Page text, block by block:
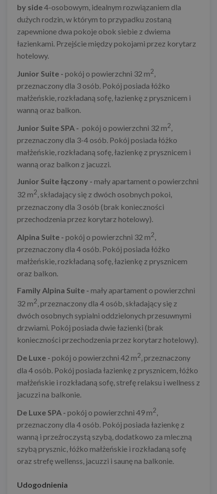
by side4-osobowym, idealnym rozwiązaniem dla
dużych rodzin, w którym to przypadku zostaną
zapewnione dwa pokoje obok siebie z dwiema
łazienkami. Przejście między pokojami przez korytarz
hotelowy.
Junior Suite - pokój o powierzchni 32 m2,
przeznaczony dla 3 osób. Pokój posiada łóżko
małżeńskie, rozkładaną sofę, łazienkę z prysznicem i
wanną oraz balkon.
Junior Suite SPA - pokój o powierzchni 32 m2,
przeznaczony dla 3-4 osób. Pokój posiada łóżko
małżeńskie, rozkładaną sofę, łazienkę z prysznicem i
wanną oraz balkon z jacuzzi.
Junior Suite łączony - mały apartament o powierzchni
32 m2, składający się z dwóch osobnych pokoi,
przeznaczony dla 3 osób (brak konieczności
przechodzenia przez korytarz hotelowy).
Alpina Suite - pokój o powierzchni 32 m2,
przeznaczony dla 4 osób. Pokój posiada łóżko
małżeńskie, rozkładaną sofę, łazienkę z prysznicem
oraz balkon.
Family Alpina Suite - mały apartament o powierzchni
32 m2, przeznaczony dla 4 osób, składający się z
dwóch osobnych sypialni oddzielonych przesuwnymi
drzwiami. Pokój posiada dwie łazienki (brak
konieczności przechodzenia przez korytarz hotelowy).
De Luxe - pokój o powierzchni 42 m2, przeznaczony
dla 4 osób. Pokój posiada łazienkę z prysznicem, łóżko
małżeńskie i rozkładaną sofę, strefę relaksu i wellness z
jacuzzi na balkonie.
De Luxe SPA - pokój o powierzchni 49 m2,
przeznaczony dla 4 osób. Pokój posiada łazienkę z
wanną i przeźroczystą szybą, dodatkowo za mleczną
szybą prysznic, łóżko małżeńskie i rozkładaną sofę
oraz strefę wellenss, jacuzzi i saunę na balkonie.
Udogodnienia